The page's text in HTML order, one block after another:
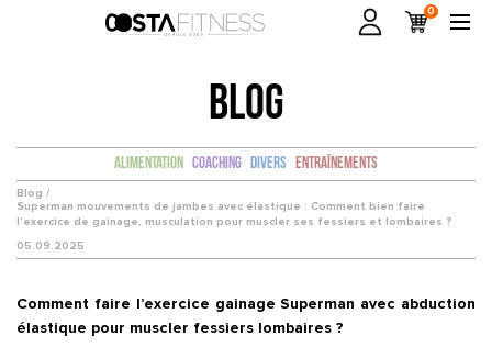
0
BLOG
Alimentation Coaching Divers Entraînements
Blog /
Superman mouvements de jambes avec élastique : Comment bien faire
l’exercice de gainage, musculation pour muscler ses fessiers et lombaires ?
05.09.2025
Comment faire l’exercice gainage Superman avec abduction
élastique pour muscler fessiers lombaires ?